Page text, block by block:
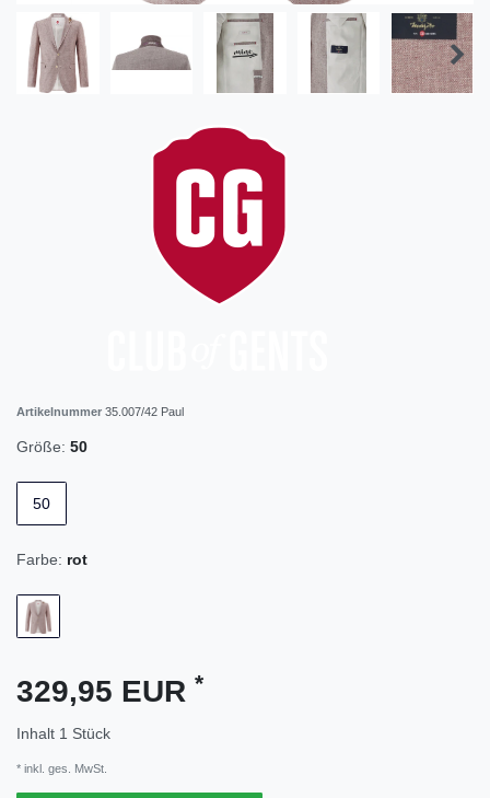
Artikelnummer 35.007/42 Paul
Größe: 50
50
Farbe: rot
329,95 EUR *
Inhalt 1 Stück
* inkl. ges. MwSt.